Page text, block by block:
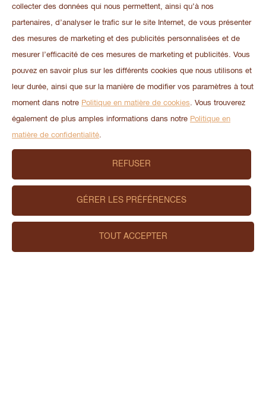
palme présente-t-elle?
L’huile de colza suisse est strictement contrôlée du début
à la fin: Caotina veille à ce que le colza cultivé soit de
première catégorie, que les conditions de travail des
employés soient irréprochables et que la transformation
de l’huile de colza se fasse dans les meilleures conditions.
En assurant des trajets d’approvisionnement en produits
locaux plus courts pour la pâte à tartiner sans huile de
palme, Caotina contribue à préserver notre
ACCUEIL
collecter des données qui nous permettent, ainsi qu’à nos
partenaires, d’analyser le trafic sur le site Internet, de vous présenter
des mesures de marketing et des publicités personnalisées et de
mesurer l’efficacité de ces mesures de marketing et publicités. Vous
pouvez en savoir plus sur les différents cookies que nous utilisons et
leur durée, ainsi que sur la manière de modifier vos paramètres à tout
moment dans notre Politique en matière de cookies. Vous trouverez
également de plus amples informations dans notre Politique en
matière de confidentialité.
REFUSER
GÉRER LES PRÉFÉRENCES
TOUT ACCEPTER